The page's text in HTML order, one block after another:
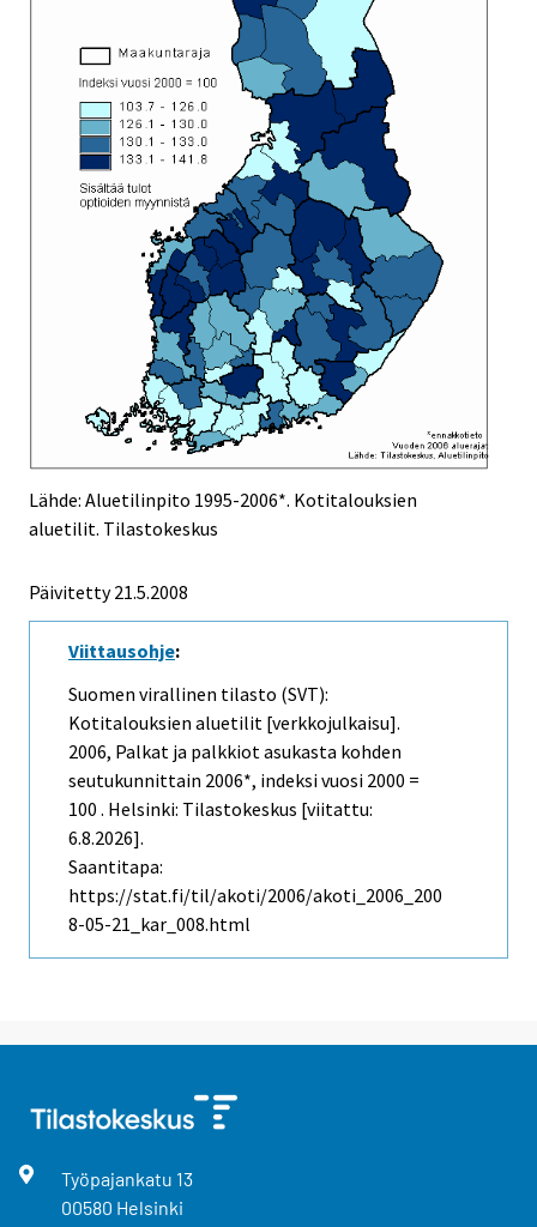
Lähde: Aluetilinpito 1995-2006*. Kotitalouksien
aluetilit. Tilastokeskus
Päivitetty21.5.2008
Viittausohje:
Suomen virallinen tilasto (SVT):
Kotitalouksien aluetilit [verkkojulkaisu].
2006, Palkat ja palkkiot asukasta kohden
seutukunnittain 2006*, indeksi vuosi 2000 =
100 . Helsinki: Tilastokeskus [viitattu:
6.8.2026].
Saantitapa:
https://stat.fi/til/akoti/2006/akoti_2006_200
8-05-21_kar_008.html
Työpajankatu 13
00580 Helsinki